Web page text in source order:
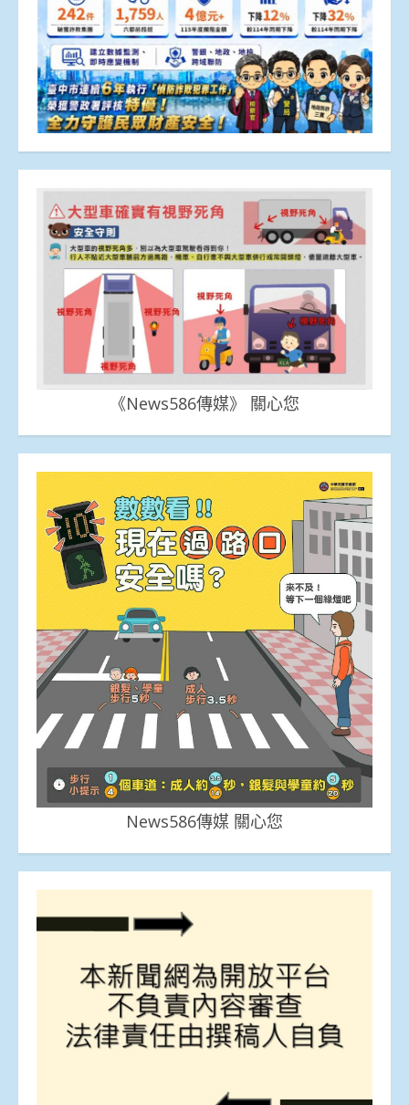
《News586傳媒》 關心您
News586傳媒 關心您